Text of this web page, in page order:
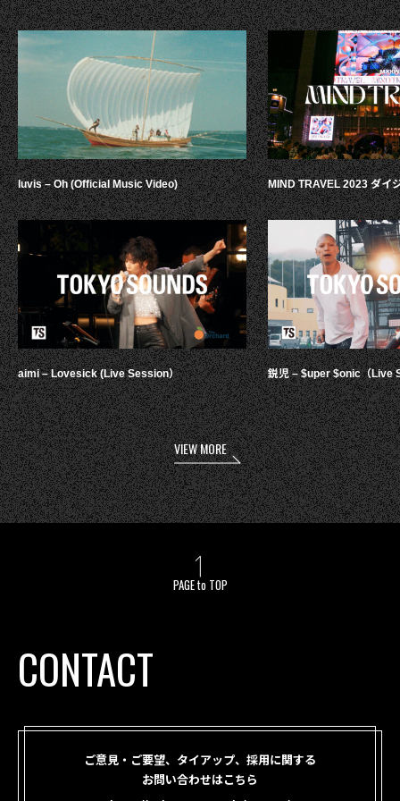
luvis – Oh (Official Music Video)
aimi – Lovesick (Live Session）
MIND TRAVEL 2023 ダイ
鋭児 – $uper $onic（Live
VIEW MORE
PAGE to TOP
CONTACT
ご意見・ご要望、タイアップ、採用に関する
お問い合わせはこちら